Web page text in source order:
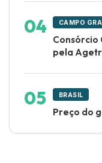
CAMPO
Consórcio
pela
BRASIL
Preço do